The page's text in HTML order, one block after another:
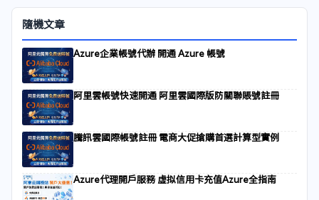
隨機文章
Azure企業帳號代辦 開通 Azure 帳號
阿里雲帳號快速開通 阿里雲國際版防關聯賬號註冊
騰訊雲國際帳號註冊 電商大促搶購首選計算型實例
Azure代理開戶服務 虚拟信用卡充值Azure全指南